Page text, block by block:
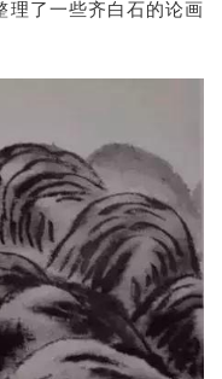
理了一些齐白石的论画